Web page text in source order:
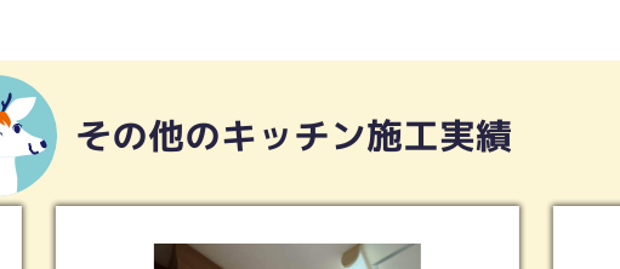
その他のキッチン施工実績